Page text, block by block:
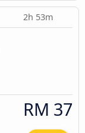
2h 53m
RM 37